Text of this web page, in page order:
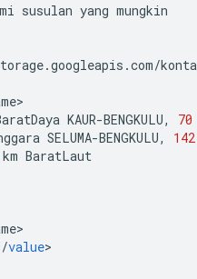
susulan yang mungkin
.googleapis .com/
KAUR-BENGKULU,
70
SELUMA-BENGKULU,
142
km BaratLaut
/value